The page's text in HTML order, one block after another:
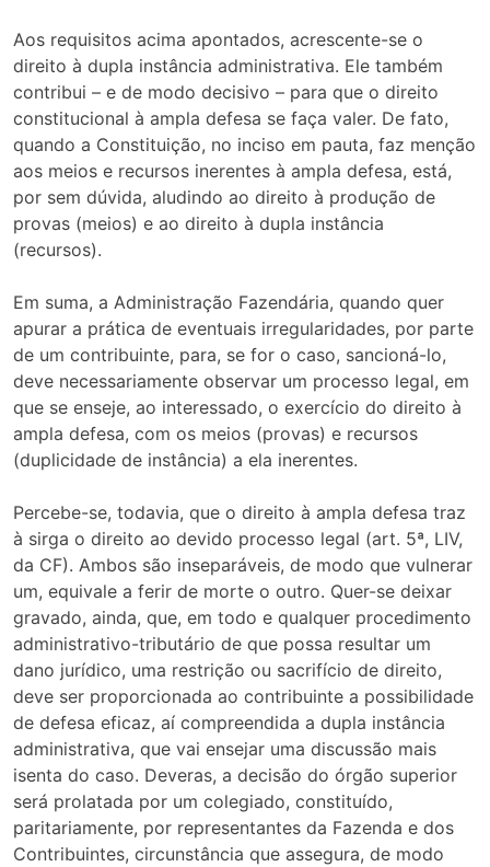
Aos requisitos acima apontados, acrescente-se o
direito à dupla instância administrativa. Ele também
contribui – e de modo decisivo – para que o direito
constitucional à ampla defesa se faça valer. De fato,
quando a Constituição, no inciso em pauta, faz menção
aos meios e recursos inerentes à ampla defesa, está,
por sem dúvida, aludindo ao direito à produção de
provas (meios) e ao direito à dupla instância
(recursos).
Em suma, a Administração Fazendária, quando quer
apurar a prática de eventuais irregularidades, por parte
de um contribuinte, para, se for o caso, sancioná-lo,
deve necessariamente observar um processo legal, em
que se enseje, ao interessado, o exercício do direito à
ampla defesa, com os meios (provas) e recursos
(duplicidade de instância) a ela inerentes.
Percebe-se, todavia, que o direito à ampla defesa traz
à sirga o direito ao devido processo legal (art. 5ª, LIV,
da CF). Ambos são inseparáveis, de modo que vulnerar
um, equivale a ferir de morte o outro. Quer-se deixar
gravado, ainda, que, em todo e qualquer procedimento
administrativo-tributário de que possa resultar um
dano jurídico, uma restrição ou sacrifício de direito,
deve ser proporcionada ao contribuinte a possibilidade
de defesa eficaz, aí compreendida a dupla instância
administrativa, que vai ensejar uma discussão mais
isenta do caso. Deveras, a decisão do órgão superior
será prolatada por um colegiado, constituído,
paritariamente, por representantes da Fazenda e dos
Contribuintes, circunstância que assegura, de modo